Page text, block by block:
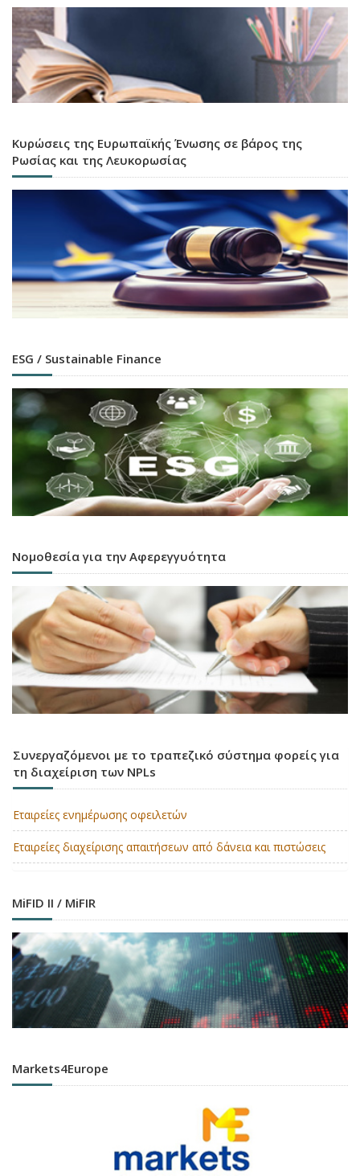
Κυρώσεις της Ευρωπαϊκής Ένωσης σε βάρος της
Ρωσίας και της Λευκορωσίας
ESG / Sustainable Finance
Νομοθεσία για την Αφερεγγυότητα
Συνεργαζόμενοι με το τραπεζικό σύστημα φορείς για
τη διαχείριση των NPLs
Εταιρείες ενημέρωσης οφειλετών
Εταιρείες διαχείρισης απαιτήσεων από δάνεια και πιστώσεις
MiFID II / MiFIR
Markets4Europe